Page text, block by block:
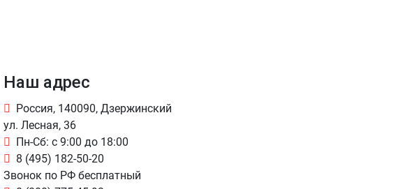
Наш адрес
Россия, 140090, Дзержинский
ул. Лесная, 36
Пн-Сб: с 9:00 до 18:00
8 (495) 182-50-20
Звонок по РФ бесплатный